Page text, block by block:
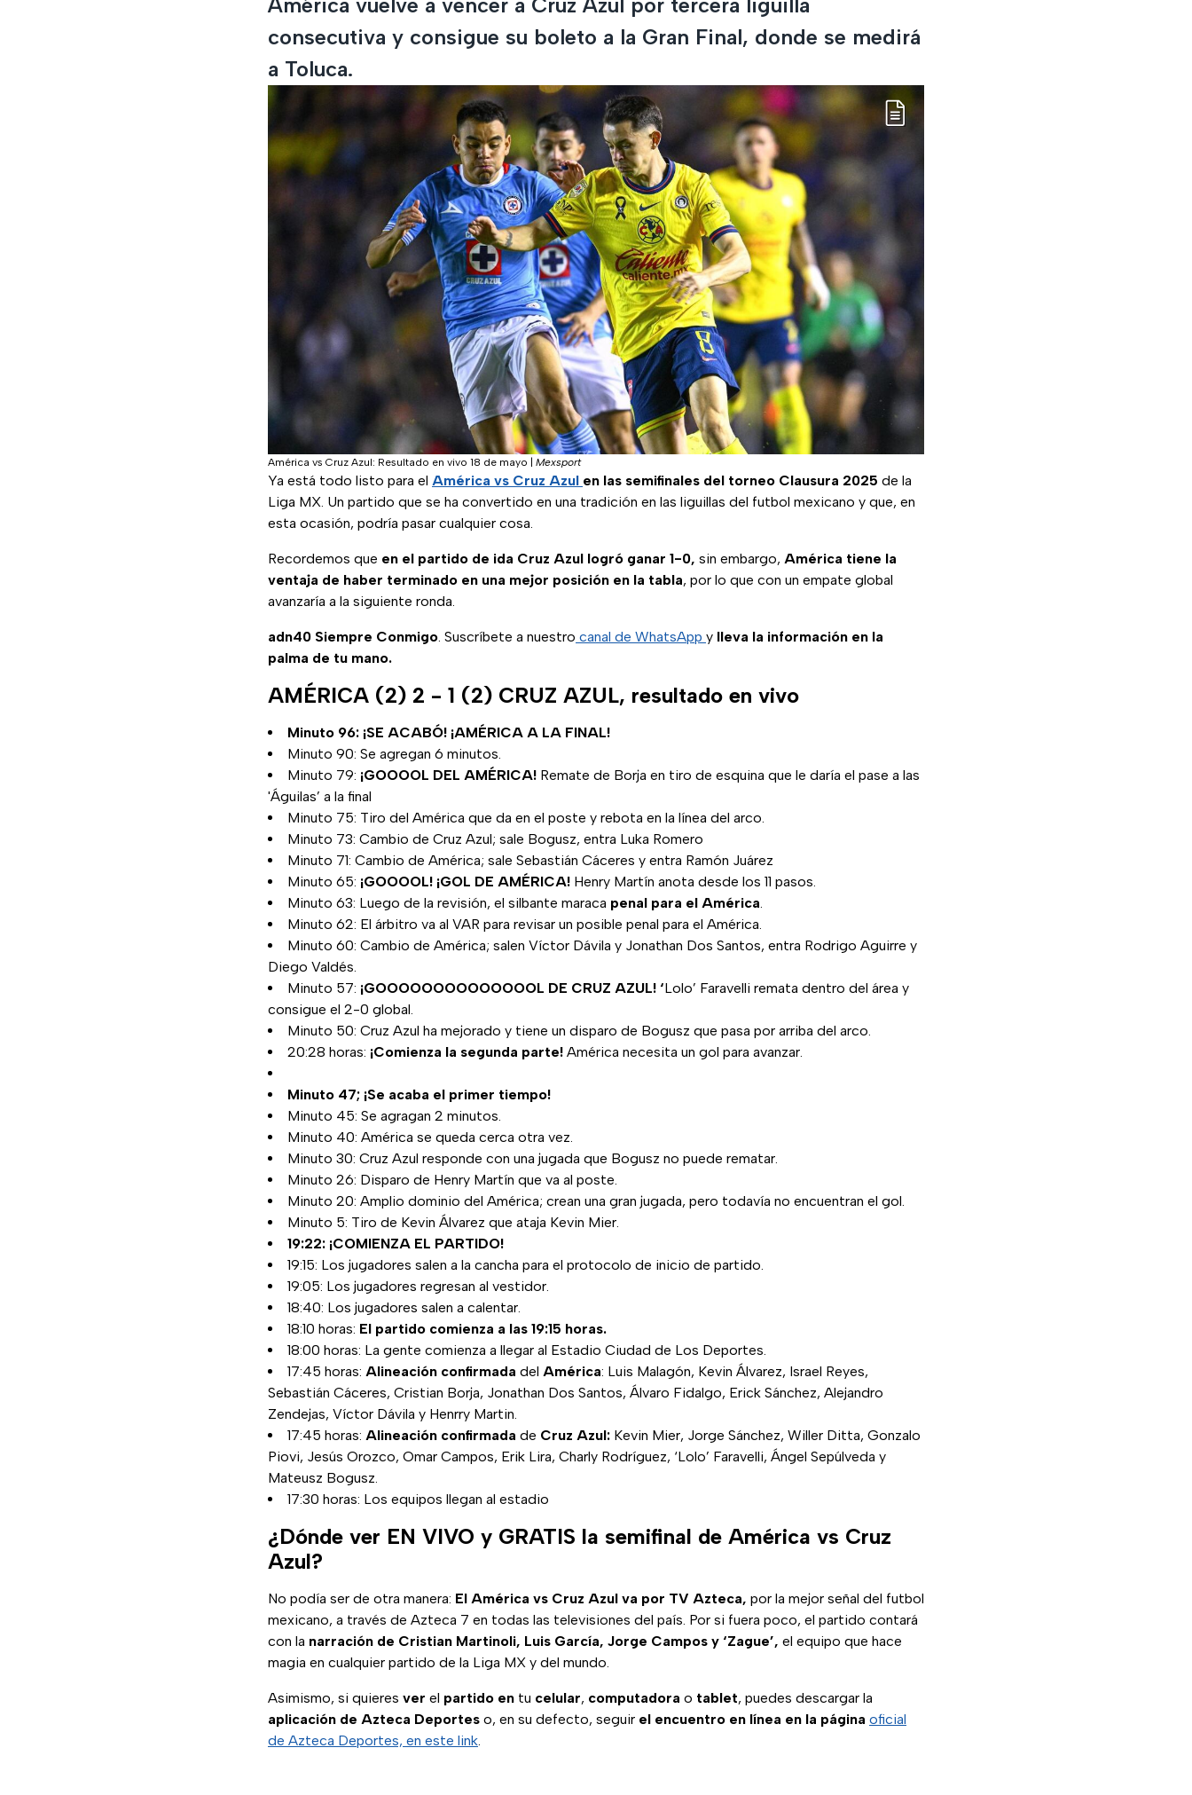
consecutiva y consigue su boleto a la Gran Final, donde se medirá
a Toluca.
América vs Cruz Azul: Resultado en vivo 18 de mayo Mexsport
Ya está todo listo para el América vs Cruz Azul en las semifinales del torneo Clausura 2025 de la
Liga MX. Un partido que se ha convertido en una tradición en las liguillas del futbol mexicano y que, en
esta ocasión, podría pasar cualquier cosa.
Recordemos que en el partido de ida Cruz Azul logró ganar 1-0, sin embargo, América tiene la
ventaja de haber terminado en una mejor posición en la tabla, por lo que con un empate global
avanzaría a la siguiente ronda.
adn40 Siempre Conmigo. Suscríbete a nuestro canal de WhatsApp y lleva la información en la
palma de tu mano.
AMÉRICA (2) 2 - 1 (2) CRUZ AZUL, resultado en vivo
Minuto 96: ¡SE ACABÓ! ¡AMÉRICA A LA FINAL!
Minuto 90: Se agregan 6 minutos.
Minuto 79: ¡GOOOOL DEL AMÉRICA! Remate de Borja en tiro de esquina que le daría el pase a las
'Águilas’ a la final
Minuto 75: Tiro del América que da en el poste y rebota en la línea del arco.
Minuto 73: Cambio de Cruz Azul; sale Bogusz, entra Luka Romero
Minuto 71: Cambio de América; sale Sebastián Cáceres y entra Ramón Juárez
Minuto 65: ¡GOOOOL! ¡GOL DE AMÉRICA! Henry Martín anota desde los 11 pasos.
Minuto 63: Luego de la revisión, el silbante maraca penal para el América.
Minuto 62: El árbitro va al VAR para revisar un posible penal para el América.
Minuto 60: Cambio de América; salen Víctor Dávila y Jonathan Dos Santos, entra Rodrigo Aguirre y
Diego Valdés.
Minuto 57: ¡GOOOOOOOOOOOOOOL DE CRUZ AZUL! ‘Lolo’ Faravelli remata dentro del área y
consigue el 2-0 global.
Minuto 50: Cruz Azul ha mejorado y tiene un disparo de Bogusz que pasa por arriba del arco.
20:28 horas: ¡Comienza la segunda parte! América necesita un gol para avanzar.
Minuto 47; ¡Se acaba el primer tiempo!
Minuto 45: Se agragan 2 minutos.
Minuto 40: América se queda cerca otra vez.
Minuto 30: Cruz Azul responde con una jugada que Bogusz no puede rematar.
Minuto 26: Disparo de Henry Martín que va al poste.
Minuto 20: Amplio dominio del América; crean una gran jugada, pero todavía no encuentran el gol.
Minuto 5: Tiro de Kevin Álvarez que ataja Kevin Mier.
19:22: ¡COMIENZA EL PARTIDO!
19:15: Los jugadores salen a la cancha para el protocolo de inicio de partido.
19:05: Los jugadores regresan al vestidor.
18:40: Los jugadores salen a calentar.
18:10 horas: El partido comienza a las 19:15 horas.
18:00 horas: La gente comienza a llegar al Estadio Ciudad de Los Deportes.
17:45 horas: Alineación confirmada del América: Luis Malagón, Kevin Álvarez, Israel Reyes,
Sebastián Cáceres, Cristian Borja, Jonathan Dos Santos, Álvaro Fidalgo, Erick Sánchez, Alejandro
Zendejas, Víctor Dávila y Henrry Martin.
17:45 horas: Alineación confirmada de Cruz Azul: Kevin Mier, Jorge Sánchez, Willer Ditta, Gonzalo
Piovi, Jesús Orozco, Omar Campos, Erik Lira, Charly Rodríguez, ‘Lolo’ Faravelli, Ángel Sepúlveda y
Mateusz Bogusz.
17:30 horas: Los equipos llegan al estadio
¿Dónde ver EN VIVO y GRATIS la semifinal de América vs Cruz
Azul?
No podía ser de otra manera: El América vs Cruz Azul va por TV Azteca, por la mejor señal del futbol
mexicano, a través de Azteca 7 en todas las televisiones del país. Por si fuera poco, el partido contará
con la narración de Cristian Martinoli, Luis García, Jorge Campos y ‘Zague’, el equipo que hace
magia en cualquier partido de la Liga MX y del mundo.
Asimismo, si quieres ver el partido en tu celular, computadora o tablet, puedes descargar la
aplicación de Azteca Deportes o, en su defecto, seguir el encuentro en línea en la página oficial
de Azteca Deportes, en este link.